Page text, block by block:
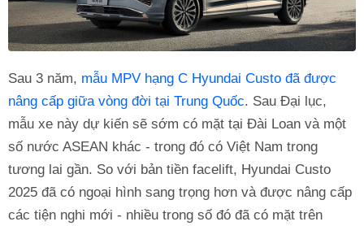
Sau 3 năm, mẫu MPV hạng C Hyundai Custo đã được
nâng cấp giữa vòng đời tại Trung Quốc. Sau Đại lục,
mẫu xe này dự kiến sẽ sớm có mặt tại Đài Loan và một
số nước ASEAN khác - trong đó có Việt Nam trong
tương lai gần. So với bản tiền facelift, Hyundai Custo
2025 đã có ngoại hình sang trọng hơn và được nâng cấp
các tiện nghi mới - nhiều trong số đó đã có mặt trên